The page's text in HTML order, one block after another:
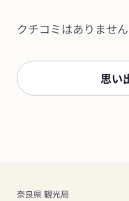
クチコミはありません
思い
奈良県 観光局